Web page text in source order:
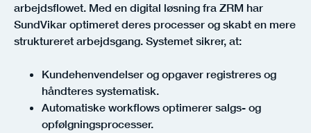
arbejdsflowet. Med en digital løsning fra ZRM har
SundVikar optimeret deres processer og skabt en mere
struktureret arbejdsgang. Systemet sikrer, at:
Kundehenvendelser og opgaver registreres og
håndteres systematisk.
Automatiske workflows optimerer salgs- og
opfølgningsprocesser.